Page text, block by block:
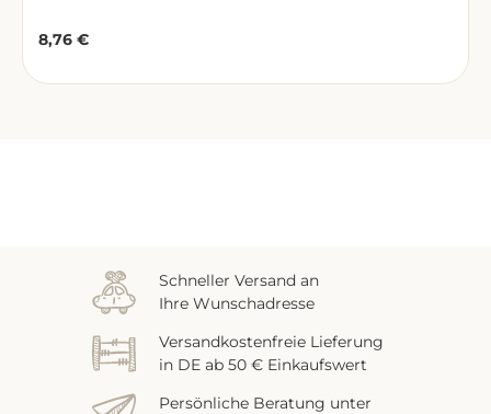
Regulärer Preis:
8,76 €
Schneller Versand an
Ihre Wunschadresse
Versandkostenfreie Lieferung
in DE ab 50 € Einkaufswert
Persönliche Beratung unter